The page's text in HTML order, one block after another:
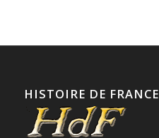
HISTOIRE DE FRANCE